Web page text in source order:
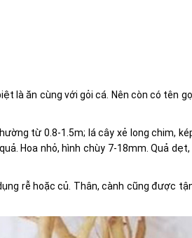
là ăn cùng với gỏi cá. Nên còn có tên
từ 0.8-1.5m; lá cây xẻ long chim,
Hoa nhỏ, hình chùy 7-18mm. Quả dẹt,
rễ hoặc củ. Thân, cành cũng được